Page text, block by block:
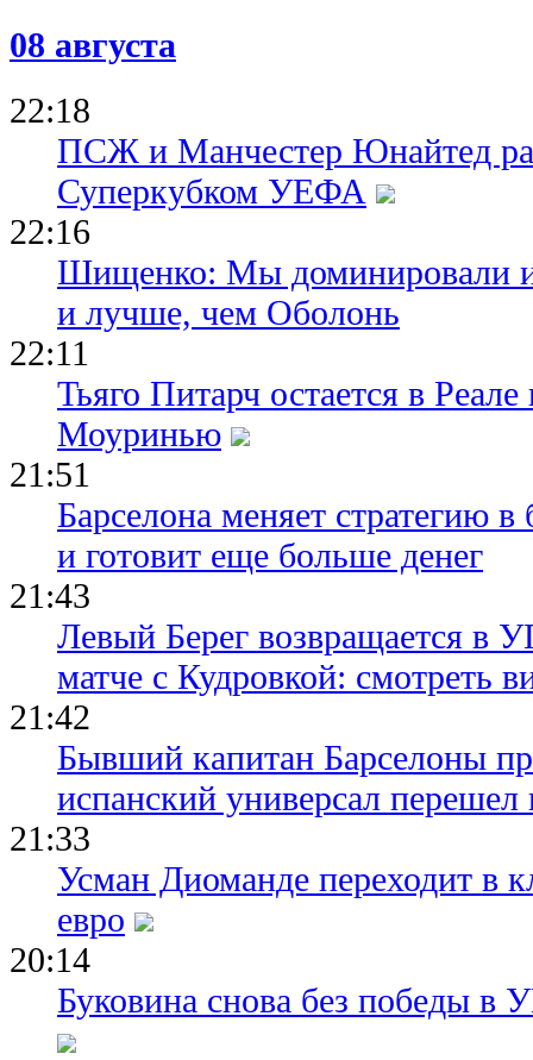
08 августа
22:18
ПСЖ и Манчестер Юнайтед
Суперкубком УЕФА
22:16
Шищенко: Мы доминировали
и лучше, чем Оболонь
22:11
Тьяго Питарч остается в
Моуринью
21:51
Барселона меняет стратегию
и готовит еще больше денег
21:43
Левый Берег возвращается в
матче с Кудровкой: смотреть
21:42
Бывший капитан Барселоны
испанский универсал перешел
21:33
Усман Диоманде переходит в
евро
20:14
Буковина снова без победы